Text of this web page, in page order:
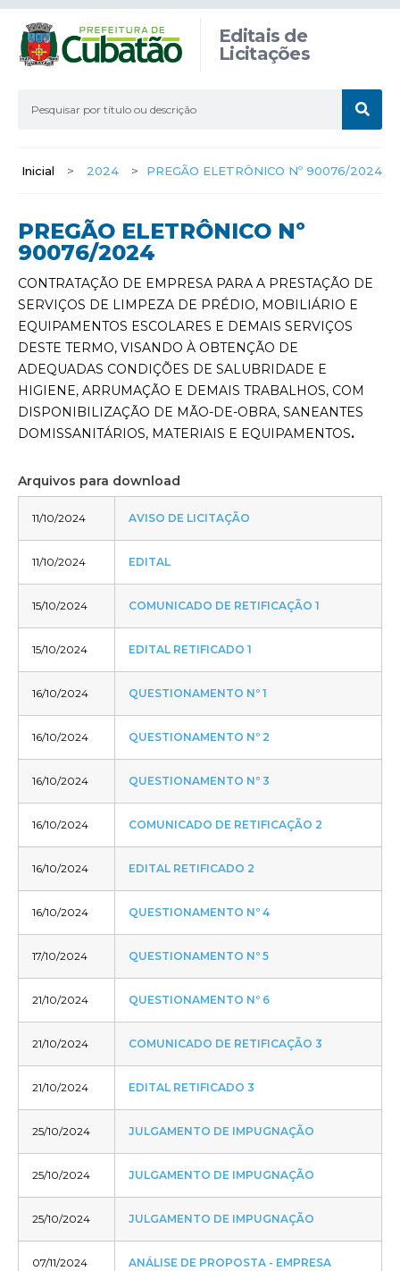
Editais de
Licitações
Inicial > 2024 > PREGÃO ELETRÔNICO Nº 90076/2024
PREGÃO ELETRÔNICO Nº
90076/2024
CONTRATAÇÃO DE EMPRESA PARA A PRESTAÇÃO DE
SERVIÇOS DE LIMPEZA DE PRÉDIO, MOBILIÁRIO E
EQUIPAMENTOS ESCOLARES E DEMAIS SERVIÇOS
DESTE TERMO, VISANDO À OBTENÇÃO DE
ADEQUADAS CONDIÇÕES DE SALUBRIDADE E
HIGIENE, ARRUMAÇÃO E DEMAIS TRABALHOS, COM
DISPONIBILIZAÇÃO DE MÃO-DE-OBRA, SANEANTES
DOMISSANITÁRIOS, MATERIAIS E EQUIPAMENTOS.
Arquivos para download
11/10/2024 AVISO DE LICITAÇÃO
11/10/2024 EDITAL
15/10/2024 COMUNICADO DE RETIFICAÇÃO 1
15/10/2024 EDITAL RETIFICADO 1
16/10/2024 QUESTIONAMENTO Nº 1
16/10/2024 QUESTIONAMENTO Nº 2
16/10/2024 QUESTIONAMENTO Nº 3
16/10/2024 COMUNICADO DE RETIFICAÇÃO 2
16/10/2024 EDITAL RETIFICADO 2
16/10/2024 QUESTIONAMENTO Nº 4
17/10/2024 QUESTIONAMENTO Nº 5
21/10/2024 QUESTIONAMENTO Nº 6
21/10/2024 COMUNICADO DE RETIFICAÇÃO 3
21/10/2024 EDITAL RETIFICADO 3
25/10/2024 JULGAMENTO DE IMPUGNAÇÃO
25/10/2024 JULGAMENTO DE IMPUGNAÇÃO
25/10/2024 JULGAMENTO DE IMPUGNAÇÃO
07/11/2024
ANÁLISE DE PROPOSTA - EMPRESA